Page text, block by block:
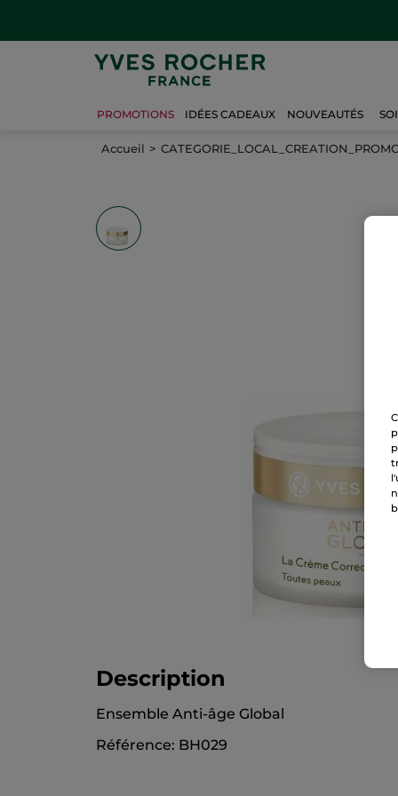
PROMOTIONS IDÉES CADEAUX NOUVEAUTÉS
Accueil
Description
Ensemble Anti-âge Global
Référence: BH029